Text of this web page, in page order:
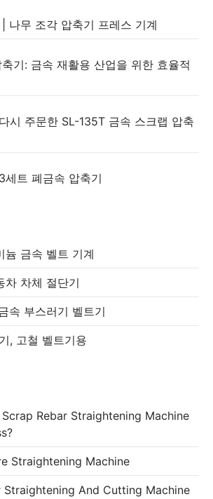
나무 조각 압축기 프레스 기계
기: 금속 재활용 산업을 위한 효율적
시 주문한 SL-135T 금속 스크랩 압축
세트 폐금속 압축기
늄 금속 벨트 기계
차 차체 절단기
속 부스러기 벨트기
, 고철 벨트기용
Rebar Straightening Machine
Straightening Machine
Straightening And Cutting Machine